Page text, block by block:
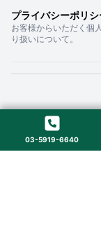
プライバシーポリシ
お客様からいただく個
り扱いについて。
〒160-0022 東京都
©
03-5919-6640